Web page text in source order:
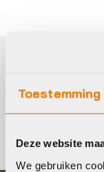
Toestemming
Deze website
We gebruiken
Fietsschoenen